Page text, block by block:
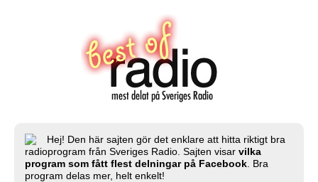
Hej! Den här sajten gör det enklare att hitta riktigt bra
radioprogram från Sveriges Radio. Sajten visar vilka
program som fått flest delningar på Facebook . Bra
program delas mer, helt enkelt!